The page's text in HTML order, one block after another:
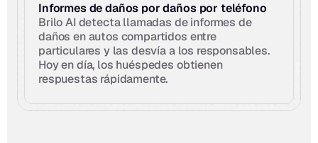
Informes de daños por daños por teléfono
Brilo AI detecta llamadas de informes de
daños en autos compartidos entre
particulares y las desvía a los responsables.
Hoy en día, los huéspedes obtienen
respuestas rápidamente.